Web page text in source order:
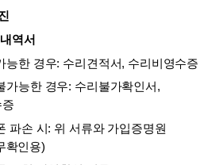
역서
능한 경우: 수리견적서, 수리비영수증
가능한 경우: 수리불가확인서,
파손 시: 위 서류와 가입증명원
확인용)